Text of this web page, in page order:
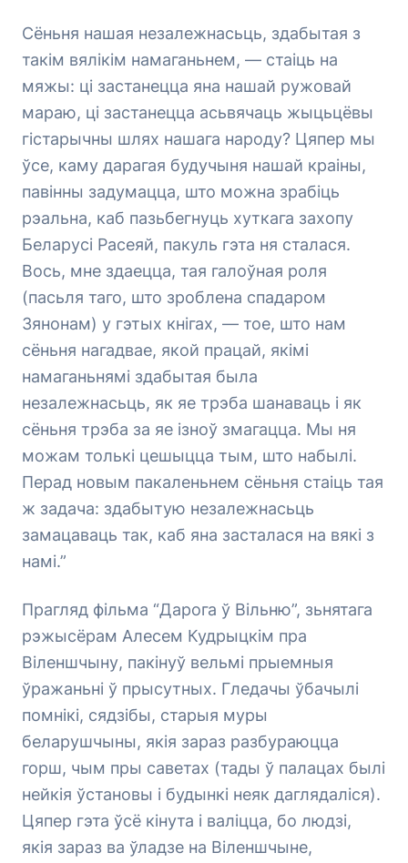
Сёньня нашая незалежнасьць, здабытая з
такім вялікім намаганьнем, — стаіць на
мяжы: ці застанецца яна нашай ружовай
мараю, ці застанецца асьвячаць жыцьцёвы
гістарычны шлях нашага народу? Цяпер мы
ўсе, каму дарагая будучыня нашай краіны,
павінны задумацца, што можна зрабіць
рэальна, каб пазьбегнуць хуткага захопу
Беларусі Расеяй, пакуль гэта ня сталася.
Вось, мне здаецца, тая галоўная роля
(пасьля таго, што зроблена спадаром
Зянонам) у гэтых кнігах, — тое, што нам
сёньня нагадвае, якой працай, якімі
намаганьнямі здабытая была
незалежнасьць, як яе трэба шанаваць і як
сёньня трэба за яе ізноў змагацца. Мы ня
можам толькі цешыцца тым, што набылі.
Перад новым пакаленьнем сёньня стаіць тая
ж задача: здабытую незалежнасьць
замацаваць так, каб яна засталася на вякі з
намі.”
Прагляд фільма “Дарога ў Вільню”, зьнятага
рэжысёрам Алесем Кудрыцкім пра
Віленшчыну, пакінуў вельмі прыемныя
ўражаньні ў прысутных. Гледачы ўбачылі
помнікі, сядзібы, старыя муры
беларушчыны, якія зараз разбураюцца
горш, чым пры саветах (тады ў палацах былі
нейкія ўстановы і будынкі неяк даглядаліся).
Цяпер гэта ўсё кінута і валіцца, бо людзі,
якія зараз ва ўладзе на Віленшчыне,